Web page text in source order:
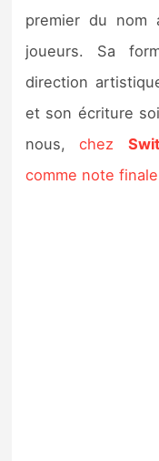
premier du nom
joueurs. Sa
direction
et son écriture
nous,chez
comme note